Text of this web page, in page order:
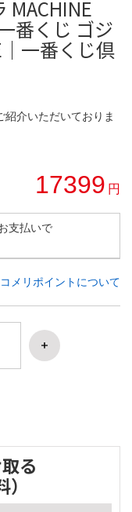
MACHINE
番くじ ゴジ
｜一番くじ倶
介いただいておりま
17399 円
支払いで
コメリポイントについて
る